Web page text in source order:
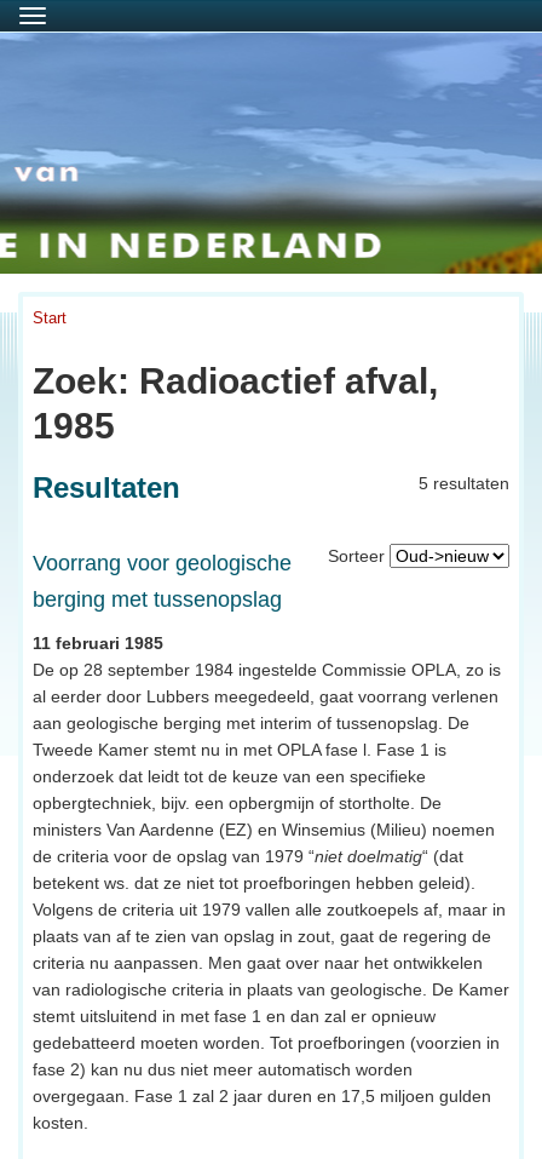
Menu
Start
Zoek: Radioactief afval,
1985
5 resultaten
Resultaten
Sorteer
Voorrang voor geologische
berging met tussenopslag
11 februari 1985
De op 28 september 1984 ingestelde Commissie OPLA, zo is
al eerder door Lubbers meegedeeld, gaat voorrang verlenen
aan geologische berging met interim of tussenopslag. De
Tweede Kamer stemt nu in met OPLA fase l. Fase 1 is
onderzoek dat leidt tot de keuze van een specifieke
opbergtechniek, bijv. een opbergmijn of stortholte. De
ministers Van Aardenne (EZ) en Winsemius (Milieu) noemen
de criteria voor de opslag van 1979 “niet doelmatig“ (dat
betekent ws. dat ze niet tot proefboringen hebben geleid).
Volgens de criteria uit 1979 vallen alle zoutkoepels af, maar in
plaats van af te zien van opslag in zout, gaat de regering de
criteria nu aanpassen. Men gaat over naar het ontwikkelen
van radiologische criteria in plaats van geologische. De Kamer
stemt uitsluitend in met fase 1 en dan zal er opnieuw
gedebatteerd moeten worden. Tot proefboringen (voorzien in
fase 2) kan nu dus niet meer automatisch worden
overgegaan. Fase 1 zal 2 jaar duren en 17,5 miljoen gulden
kosten.